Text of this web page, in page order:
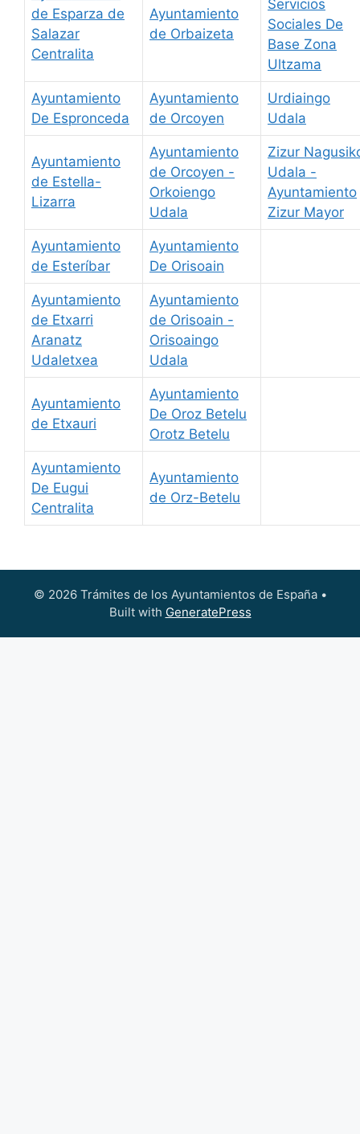
de Esparza de
Salazar
Centralita
Ayuntamiento
de Orbaizeta
Servicios
Sociales De
Base Zona
Ultzama
Ayuntamiento
De Espronceda
Ayuntamiento
de Orcoyen
Urdiaingo
Udala
Ayuntamiento
de Estella-
Lizarra
Ayuntamiento
de Orcoyen -
Orkoiengo
Udala
Zizur
Udala -
Ayuntamiento
Zizur Mayor
Ayuntamiento
de Esteríbar
Ayuntamiento
De Orisoain
Ayuntamiento
de Etxarri
Aranatz
Udaletxea
Ayuntamiento
de Orisoain -
Orisoaingo
Udala
Ayuntamiento
de Etxauri
Ayuntamiento
De Oroz Betelu
Orotz Betelu
Ayuntamiento
De Eugui
Centralita
Ayuntamiento
de Orz-Betelu
© 2026 Trámites de los Ayuntamientos de España•
Built with GeneratePress